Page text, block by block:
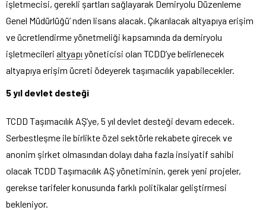
işletmecisi, gerekli şartları sağlayarak Demiryolu Düzenleme
Genel Müdürlüğü’ nden lisans alacak. Çıkarılacak altyapıya erişim
ve ücretlendirme yönetmeliği kapsamında da demiryolu
işletmecileri altyapı yöneticisi olan TCDD’ye belirlenecek
altyapıya erişim ücreti ödeyerek taşımacılık yapabilecekler.
5 yıl devlet desteği
TCDD Taşımacılık AŞ’ye, 5 yıl devlet desteği devam edecek.
Serbestleşme ile birlikte özel sektörle rekabete girecek ve
anonim şirket olmasından dolayı daha fazla insiyatif sahibi
olacak TCDD Taşımacılık AŞ yönetiminin, gerek yeni projeler,
gerekse tarifeler konusunda farklı politikalar geliştirmesi
bekleniyor.